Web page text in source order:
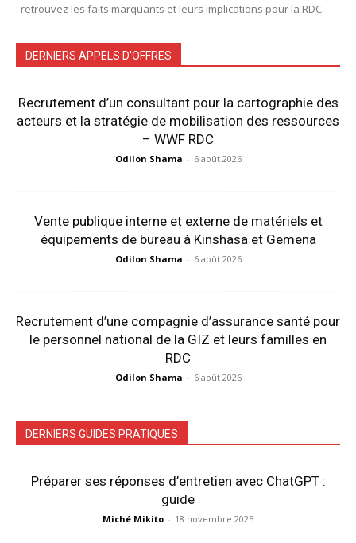
: retrouvez les faits marquants et leurs implications pour la RDC.
DERNIERS APPELS D'OFFRES
Recrutement d’un consultant pour la cartographie des
acteurs et la stratégie de mobilisation des ressources
– WWF RDC
Odilon Shama - 6 août 2026
Vente publique interne et externe de matériels et
équipements de bureau à Kinshasa et Gemena
Odilon Shama - 6 août 2026
Recrutement d’une compagnie d’assurance santé pour
le personnel national de la GIZ et leurs familles en
RDC
Odilon Shama - 6 août 2026
DERNIERS GUIDES PRATIQUES
Préparer ses réponses d’entretien avec ChatGPT :
guide
Miché Mikito - 18 novembre 2025